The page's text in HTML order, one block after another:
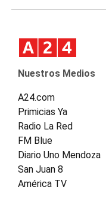
Nuestros Medios
A24.com
Primicias Ya
Radio La Red
FM Blue
Diario Uno Mendoza
San Juan 8
América TV